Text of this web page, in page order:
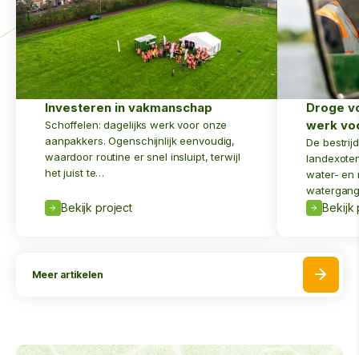
Investeren in vakmanschap
Schoffelen: dagelijks werk voor onze
aanpakkers. Ogenschijnlijk eenvoudig,
waardoor routine er snel insluipt, terwijl
het juist te…
Bekijk project
Droge
werk
De
water- en
Bekijk
Meer artikelen